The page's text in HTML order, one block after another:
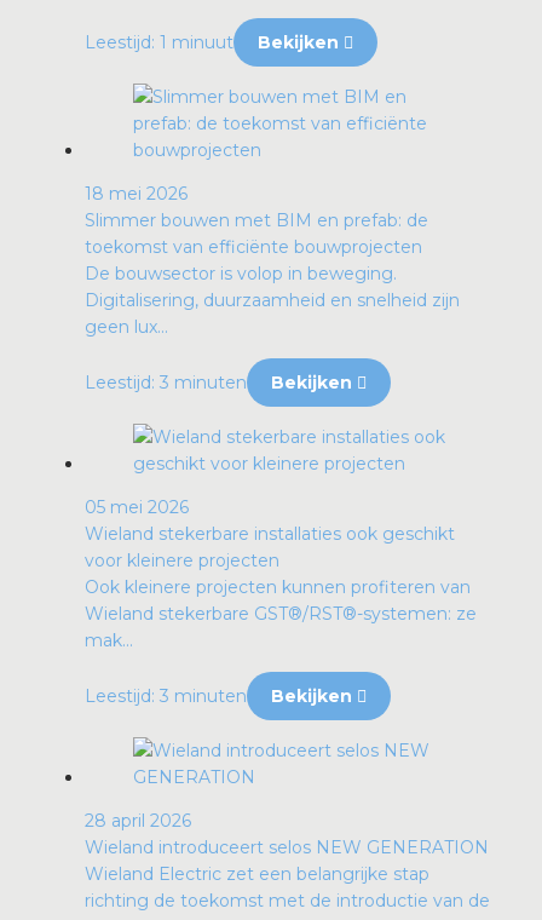
Leestijd: 1 minuut Bekijken
18 mei 2026
Slimmer bouwen met BIM en prefab: de
toekomst van efficiënte bouwprojecten
De bouwsector is volop in beweging.
Digitalisering, duurzaamheid en snelheid zijn
geen lux...
Leestijd: 3 minuten Bekijken
05 mei 2026
Wieland stekerbare installaties ook geschikt
voor kleinere projecten
Ook kleinere projecten kunnen profiteren van
Wieland stekerbare GST®/RST®-systemen: ze
mak...
Leestijd: 3 minuten Bekijken
28 april 2026
Wieland introduceert selos NEW GENERATION
Wieland Electric zet een belangrijke stap
richting de toekomst met de introductie van de